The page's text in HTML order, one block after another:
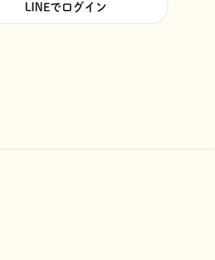
LINEでログイン